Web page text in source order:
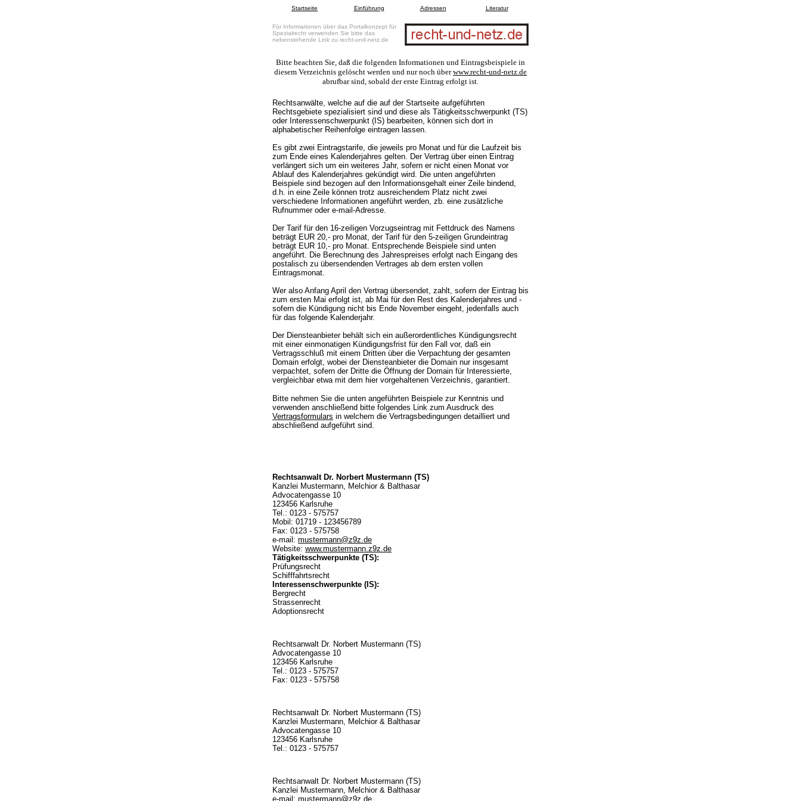
Startseite Einführung Adressen Literatur
Für Informationen über das Portalkonzept für
Spezialrecht verwenden Sie bitte das
nebenstehende Link zu recht-und-netz.de
Bitte beachten Sie, daß die folgenden Informationen und Eintragsbeispiele in
diesem Verzeichnis gelöscht werden und nur noch überwww.recht-und-netz.de
abrufbar sind, sobald der erste Eintrag erfolgt ist.
Rechtsanwälte, welche auf die auf der Startseite aufgeführten
Rechtsgebiete spezialisiert sind und diese als Tätigkeitsschwerpunkt (TS)
oder Interessenschwerpunkt (IS) bearbeiten, können sich dort in
alphabetischer Reihenfolge eintragen lassen.
Es gibt zwei Eintragstarife, die jeweils pro Monat und für die Laufzeit bis
zum Ende eines Kalenderjahres gelten. Der Vertrag über einen Eintrag
verlängert sich um ein weiteres Jahr, sofern er nicht einen Monat vor
Ablauf des Kalenderjahres gekündigt wird. Die unten angeführten
Beispiele sind bezogen auf den Informationsgehalt einer Zeile bindend,
d.h. in eine Zeile können trotz ausreichendem Platz nicht zwei
verschiedene Informationen angeführt werden, zb. eine zusätzliche
Rufnummer oder e-mail-Adresse.
Der Tarif für den 16-zeiligen Vorzugseintrag mit Fettdruck des Namens
beträgt EUR 20,- pro Monat, der Tarif für den 5-zeiligen Grundeintrag
beträgt EUR 10,- pro Monat. Entsprechende Beispiele sind unten
angeführt. Die Berechnung des Jahrespreises erfolgt nach Eingang des
postalisch zu übersendenden Vertrages ab dem ersten vollen
Eintragsmonat.
Wer also Anfang April den Vertrag übersendet, zahlt, sofern der Eintrag bis
zum ersten Mai erfolgt ist, ab Mai für den Rest des Kalenderjahres und -
sofern die Kündigung nicht bis Ende November eingeht, jedenfalls auch
für das folgende Kalenderjahr.
Der Diensteanbieter behält sich ein außerordentliches Kündigungsrecht
mit einer einmonatigen Kündigungsfrist für den Fall vor, daß ein
Vertragsschluß mit einem Dritten über die Verpachtung der gesamten
Domain erfolgt, wobei der Diensteanbieter die Domain nur insgesamt
verpachtet, sofern der Dritte die Öffnung der Domain für Interessierte,
vergleichbar etwa mit dem hier vorgehaltenen Verzeichnis, garantiert.
Bitte nehmen Sie die unten angeführten Beispiele zur Kenntnis und
verwenden anschließend bitte folgendes Link zum Ausdruck des
Vertragsformulars in welchem die Vertragsbedingungen detailliert und
abschließend aufgeführt sind.
Rechtsanwalt Dr. Norbert Mustermann (TS)
Kanzlei Mustermann, Melchior & Balthasar
Advocatengasse 10
123456 Karlsruhe
Tel.: 0123 - 575757
Mobil: 01719 - 123456789
Fax: 0123 - 575758
e-mail: mustermann@z9z.de
Website: www.mustermann.z9z.de
Tätigkeitsschwerpunkte (TS):
Prüfungsrecht
Schifffahrtsrecht
Interessenschwerpunkte (IS):
Bergrecht
Strassenrecht
Adoptionsrecht
Rechtsanwalt Dr. Norbert Mustermann (TS)
Advocatengasse 10
123456 Karlsruhe
Tel.: 0123 - 575757
Fax: 0123 - 575758
Rechtsanwalt Dr. Norbert Mustermann (TS)
Kanzlei Mustermann, Melchior & Balthasar
Advocatengasse 10
123456 Karlsruhe
Tel.: 0123 - 575757
Rechtsanwalt Dr. Norbert Mustermann (TS)
Kanzlei Mustermann, Melchior & Balthasar
e-mail: mustermann@z9z.de